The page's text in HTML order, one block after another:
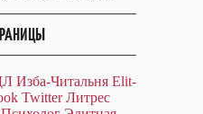
Изба-Читальня Elit-
Twitter Литрес